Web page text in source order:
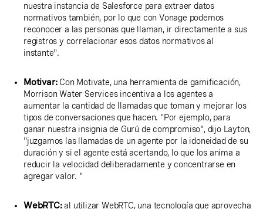
nuestra instancia de Salesforce para extraer datos
normativos también, por lo que con Vonage podemos
reconocer a las personas que llaman, ir directamente a sus
registros y correlacionar esos datos normativos al
instante".
Motivar:Con Motivate, una herramienta de gamificación,
Morrison Water Services incentiva a los agentes a
aumentar la cantidad de llamadas que toman y mejorar los
tipos de conversaciones que hacen. "Por ejemplo, para
ganar nuestra insignia de Gurú de compromiso", dijo Layton,
"juzgamos las llamadas de un agente por la idoneidad de su
duración y si el agente está acertando, lo que los anima a
reducir la velocidad deliberadamente y concentrarse en
agregar valor. "
WebRTC:al utilizar WebRTC, una tecnología que aprovecha